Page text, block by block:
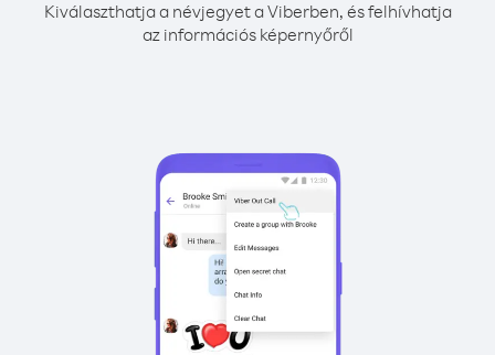
Kiválaszthatja a névjegyet a Viberben, és felhívhatja
az információs képernyőről